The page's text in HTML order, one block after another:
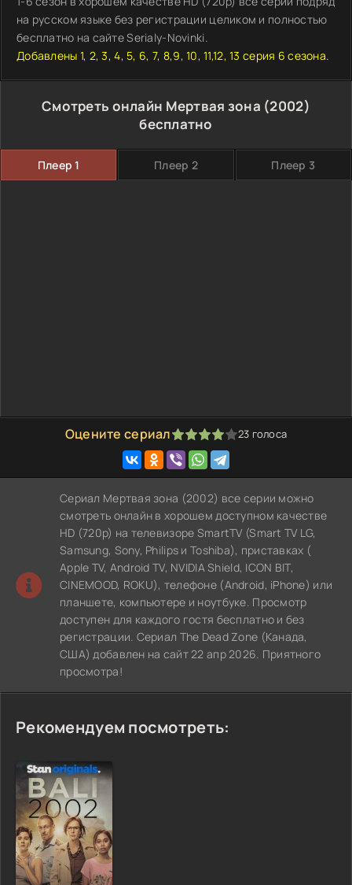
на русском языке без регистрации целиком и полностью
бесплатно на сайте Serialy-Novinki.
Добавлены 1, 2, 3, 4, 5, 6, 7, 8,9, 10, 11,12, 13 серия 6 сезона.
Смотреть онлайн Мертвая зона (2002)
бесплатно
Плеер 1 Плеер 2 Плеер 3
Оцените сериал
1 2 3 4 5 23 голоса
Сериал Мертвая зона (2002) все серии можно
смотреть онлайн в хорошем доступном качестве
HD (720p) на телевизоре SmartTV (Smart TV LG,
Samsung, Sony, Philips и Toshiba), приставках (
Apple TV, Android TV, NVIDIA Shield, ICON BIT,
CINEMOOD, ROKU), телефоне (Android, iPhone) или
планшете, компьютере и ноутбуке. Просмотр
доступен для каждого гостя бесплатно и без
регистрации. Сериал The Dead Zone (Канада,
США) добавлен на сайт 22 апр 2026. Приятного
просмотра!
Рекомендуем посмотреть: